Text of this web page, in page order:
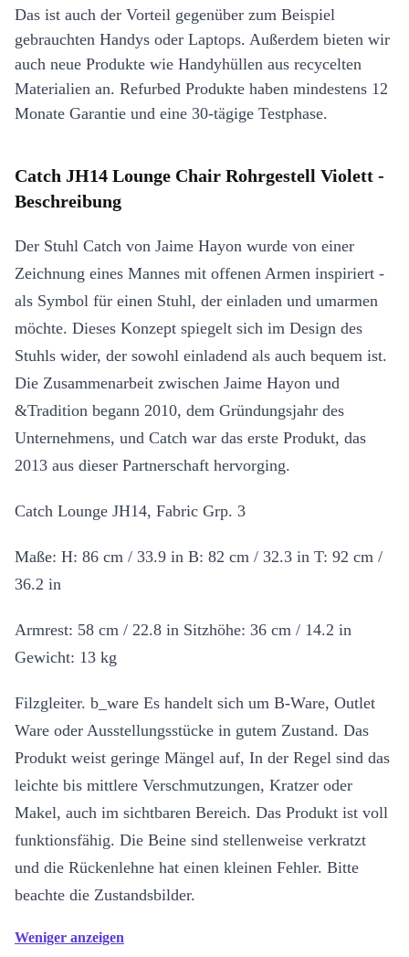
Das ist auch der Vorteil gegenüber zum Beispiel
gebrauchten Handys oder Laptops. Außerdem bieten wir
auch neue Produkte wie Handyhüllen aus recycelten
Materialien an. Refurbed Produkte haben mindestens 12
Monate Garantie und eine 30-tägige Testphase.
Catch JH14 Lounge Chair Rohrgestell Violett -
Beschreibung
Der Stuhl Catch von Jaime Hayon wurde von einer
Zeichnung eines Mannes mit offenen Armen inspiriert -
als Symbol für einen Stuhl, der einladen und umarmen
möchte. Dieses Konzept spiegelt sich im Design des
Stuhls wider, der sowohl einladend als auch bequem ist.
Die Zusammenarbeit zwischen Jaime Hayon und
&Tradition begann 2010, dem Gründungsjahr des
Unternehmens, und Catch war das erste Produkt, das
2013 aus dieser Partnerschaft hervorging.
Catch Lounge JH14, Fabric Grp. 3
Maße: H: 86 cm / 33.9 in B: 82 cm / 32.3 in T: 92 cm /
36.2 in
Armrest: 58 cm / 22.8 in Sitzhöhe: 36 cm / 14.2 in
Gewicht: 13 kg
Filzgleiter. b_ware Es handelt sich um B-Ware, Outlet
Ware oder Ausstellungsstücke in gutem Zustand. Das
Produkt weist geringe Mängel auf, In der Regel sind das
leichte bis mittlere Verschmutzungen, Kratzer oder
Makel, auch im sichtbaren Bereich. Das Produkt ist voll
funktionsfähig. Die Beine sind stellenweise verkratzt
und die Rückenlehne hat einen kleinen Fehler. Bitte
beachte die Zustandsbilder.
Weniger anzeigen